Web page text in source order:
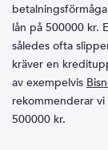
lån på 500000 kr.
således ofta
kräver en
av exempelvis
rekommenderar
500000 kr.